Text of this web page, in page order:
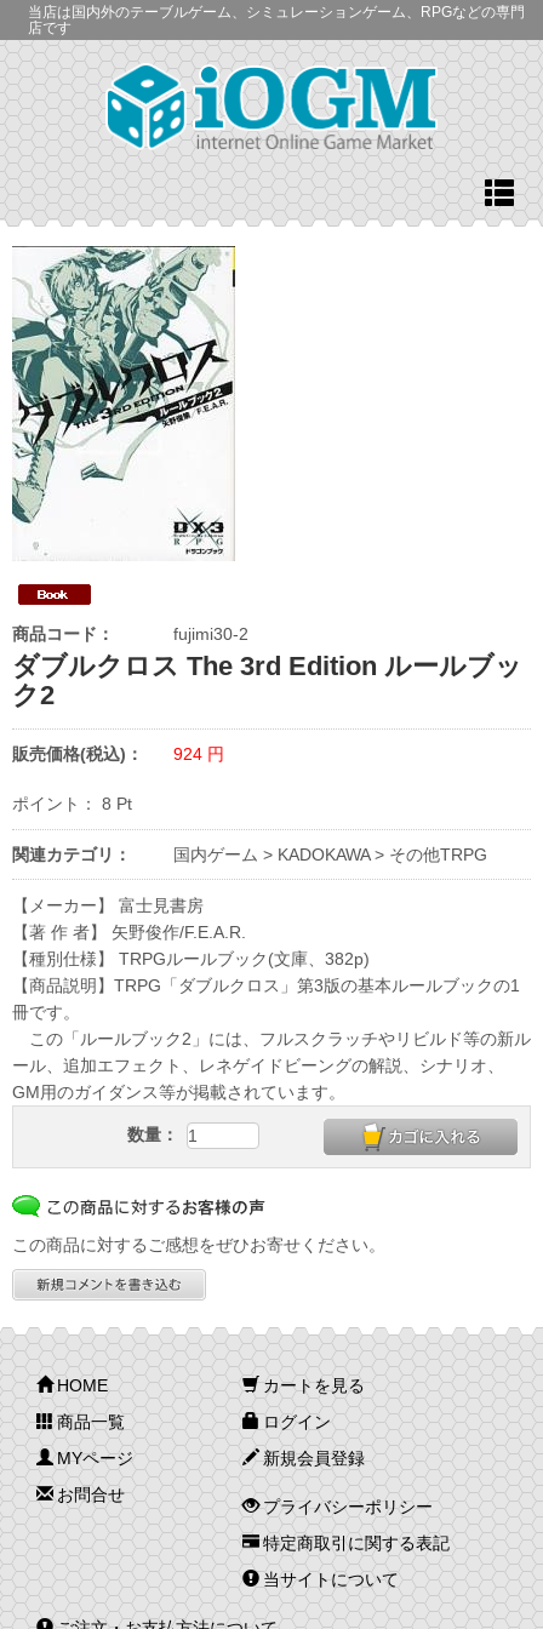
当店は国内外のテーブルゲーム、シミュレーションゲーム、RPGなどの専門
店です
商品コード： fujimi30-2
ダブルクロス The 3rd Edition ルールブッ
ク2
販売価格(税込)： 924 円
ポイント： 8 Pt
関連カテゴリ： 国内ゲーム > KADOKAWA> その他TRPG
【メーカー】 富士見書房
【著 作 者】 矢野俊作/F.E.A.R.
【種別仕様】 TRPGルールブック(文庫、382p)
【商品説明】TRPG「ダブルクロス」第3版の基本ルールブックの1
冊です。
この「ルールブック2」には、フルスクラッチやリビルド等の新ル
ール、追加エフェクト、レネゲイドビーングの解説、シナリオ、
GM用のガイダンス等が掲載されています。
数量：
この商品に対するご感想をぜひお寄せください。
HOME
商品一覧
MYページ
お問合せ
カートを見る
ログイン
新規会員登録
プライバシーポリシー
特定商取引に関する表記
当サイトについて